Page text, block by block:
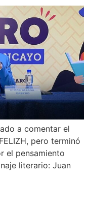
a comentar el
pero terminó
el pensamiento
literario: Juan